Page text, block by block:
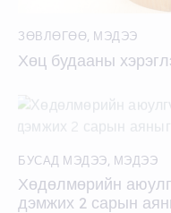
ЗӨВЛӨГӨӨ, МЭДЭЭ
Хөц будааны
БУСАД МЭДЭЭ, МЭДЭЭ
Хөдөлмөрийн
дэмжих 2 сарын